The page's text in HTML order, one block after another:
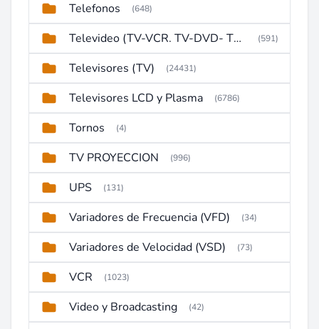
Telefonos (648)
Televideo (TV-VCR. TV-DVD- TV-DVD-VCR) (591)
Televisores (TV) (24431)
Televisores LCD y Plasma (6786)
Tornos (4)
TV PROYECCION (996)
UPS (131)
Variadores de Frecuencia (VFD) (34)
Variadores de Velocidad (VSD) (73)
VCR (1023)
Video y Broadcasting (42)